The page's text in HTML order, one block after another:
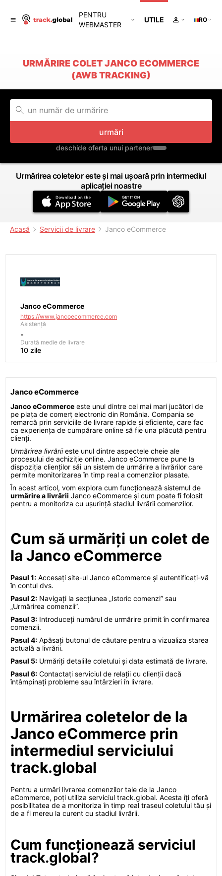
PENTRU
WEBMASTER
UTILE RO
URMĂRIRE COLET JANCO ECOMMERCE
(AWB TRACKING)
urmări
deschide oferta unui partener
Urmărirea coletelor este și mai ușoară prin intermediul
aplicației noastre
Acasă Servicii de livrare Janco eCommerce
Janco eCommerce
https://www.jancoecommerce.com
Asistență
-
Durată medie de livrare
10 zile
Janco eCommerce
Janco eCommerce este unul dintre cei mai mari jucători de
pe piața de comerț electronic din România. Compania se
remarcă prin serviciile de livrare rapide și eficiente, care fac
ca experiența de cumpărare online să fie una plăcută pentru
clienți.
Urmărirea livrăriieste unul dintre aspectele cheie ale
procesului de achiziție online. Janco eCommerce pune la
dispoziția clienților săi un sistem de urmărire a livrărilor care
permite monitorizarea în timp real a comenzilor plasate.
În acest articol, vom explora cum funcționează sistemul de
urmărire a livrării Janco eCommerce și cum poate fi folosit
pentru a monitoriza cu ușurință stadiul livrării comenzilor.
Cum să urmăriți un colet de
la Janco eCommerce
Pasul 1: Accesați site-ul Janco eCommerce și autentificați-vă
în contul dvs.
Pasul 2: Navigați la secțiunea „Istoric comenzi” sau
„Urmărirea comenzii”.
Pasul 3: Introduceți numărul de urmărire primit în confirmarea
comenzii.
Pasul 4: Apăsați butonul de căutare pentru a vizualiza starea
actuală a livrării.
Pasul 5: Urmăriți detaliile coletului și data estimată de livrare.
Pasul 6: Contactați serviciul de relații cu clienții dacă
întâmpinați probleme sau întârzieri în livrare.
Urmărirea coletelor de la
Janco eCommerce prin
intermediul serviciului
track.global
Pentru a urmări livrarea comenzilor tale de la Janco
eCommerce, poți utiliza serviciul track.global. Acesta îți oferă
posibilitatea de a monitoriza în timp real traseul coletului tău și
de a fi mereu la curent cu stadiul livrării.
Cum funcționează serviciul
track.global?